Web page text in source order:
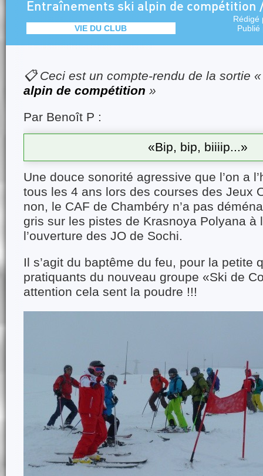
Entraînements ski alpin de compétition
VIE DU CLUB
📋 Ceci est un compte-rendu de la sortie
alpin de compétition »
Par Benoît P :
«Bip, bip, biiiip...»
Une douce sonorité agressive que l’on a
tous les 4 ans lors des courses des Jeux
non, le CAF de Chambéry n’a pas
gris sur les pistes de Krasnoya Polyana à
l’ouverture des JO de Sochi.
Il s’agit du baptême du feu, pour la petite
pratiquants du nouveau groupe «Ski de
attention cela sent la poudre !!!